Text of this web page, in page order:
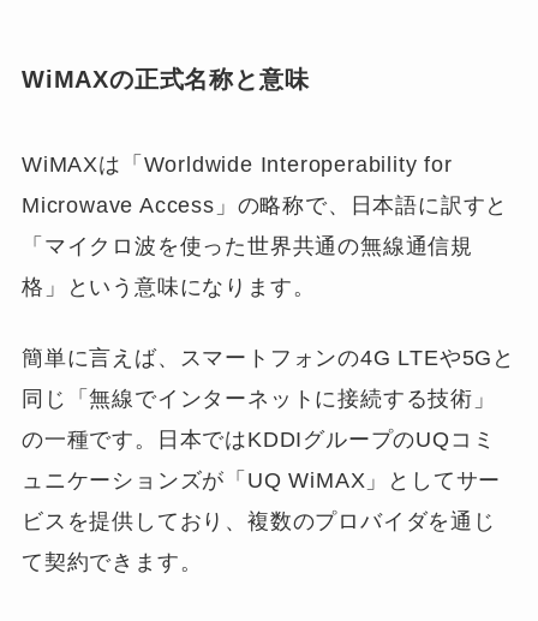
WiMAXの正式名称と意味
WiMAXは「Worldwide Interoperability for
Microwave Access」の略称で、日本語に訳すと
「マイクロ波を使った世界共通の無線通信規
格」という意味になります。
簡単に言えば、スマートフォンの4G LTEや5Gと
同じ「無線でインターネットに接続する技術」
の一種です。日本ではKDDIグループのUQコミ
ュニケーションズが「UQ WiMAX」としてサー
ビスを提供しており、複数のプロバイダを通じ
て契約できます。